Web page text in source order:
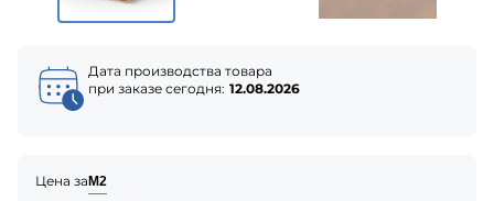
Дата производства товара
при заказе сегодня: 12.08.2026
Цена заМ2